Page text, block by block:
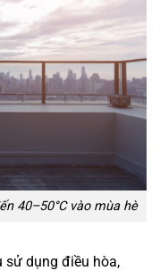
40–50°C vào mùa hè
sử dụng điều hòa,